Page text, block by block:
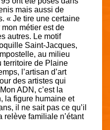
mais aussi de
« Je tire une certaine
métier est de
autres. Le motif
Saint-Jacques,
au milieu
territoire de Plaine
l’artisan d’art
des artistes qui
ADN, c’est la
la figure humaine et
il ne sait pas ce qu’il
relève familiale n’étant